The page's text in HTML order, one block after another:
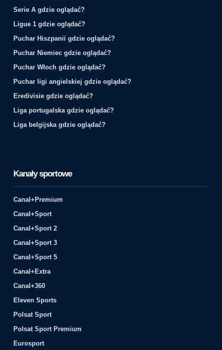
Serie A gdzie oglądać?
Ligue 1 gdzie oglądać?
Puchar Hiszpanii gdzie oglądać?
Puchar Niemiec gdzie oglądać?
Puchar Włoch gdzie oglądać?
Puchar ligi angielskiej gdzie oglądać?
Eredivisie gdzie oglądać?
Liga portugalska gdzie oglądać?
Liga belgijska gdzie oglądać?
Kanały sportowe
Canal+Premium
Canal+Sport
Canal+Sport 2
Canal+Sport 3
Canal+Sport 5
Canal+Extra
Canal+360
Eleven Sports
Polsat Sport
Polsat Sport Premium
Eurosport